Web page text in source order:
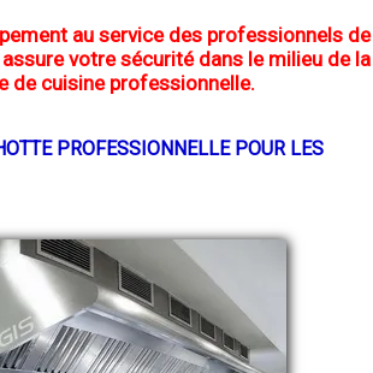
au service des professionnels de
votre sécurité dans le milieu de la
de cuisine professionnelle.
PROFESSIONNELLE POUR LES